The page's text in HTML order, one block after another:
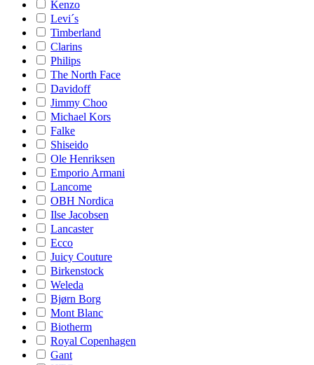
Kenzo
Levi´s
Timberland
Clarins
Philips
The North Face
Davidoff
Jimmy Choo
Michael Kors
Falke
Shiseido
Ole Henriksen
Emporio Armani
Lancome
OBH Nordica
Ilse Jacobsen
Lancaster
Ecco
Juicy Couture
Birkenstock
Weleda
Bjørn Borg
Mont Blanc
Biotherm
Royal Copenhagen
Gant